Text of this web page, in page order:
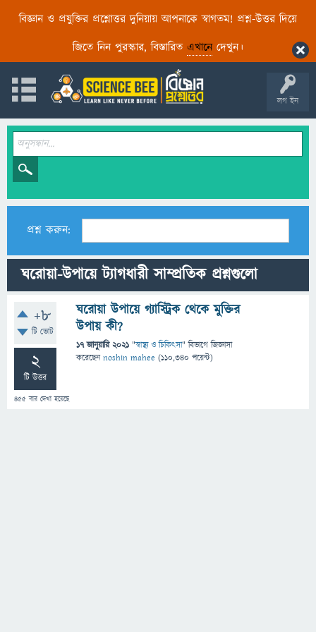
বিজ্ঞান ও প্রযুক্তির প্রশ্নোত্তর দুনিয়ায় আপনাকে স্বাগতম! প্রশ্ন-উত্তর দিয়ে
জিতে নিন পুরস্কার, বিস্তারিত এখানেদেখুন।
লগ ইন
প্রশ্ন করুন:
ঘরোয়া-উপায়ে ট্যাগধারী সাম্প্রতিক প্রশ্নগুলো
+8
টি ভোট
2
টি উত্তর
455 বার দেখা হয়েছে
ঘরোয়া উপায়ে গ্যাস্ট্রিক থেকে মুক্তির
উপায় কী?
17 জানুয়ারি 2021 "স্বাস্থ্য ও চিকিৎসা" বিভাগে জিজ্ঞাসা
করেছেনnoshin mahee (110,340 পয়েন্ট)